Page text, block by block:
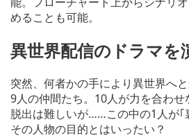
めることも可能。
異世界配信のドラマを
突然、何者かの手により異世界へ
9人の仲間たち。10人が力を合わ
脱出は難しいが……この中の1人が｢
その人物の目的とはいったい？